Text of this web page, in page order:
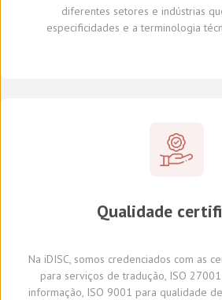
diferentes setores e indústrias
especificidades e aterminologia
Qualidade
Na iDISC somos credenciados com as
para serviços de tradução, ISO
informação, ISO 9001 para qualidade